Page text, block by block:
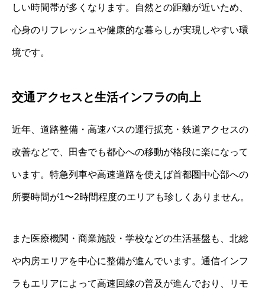
しい時間帯が多くなります。自然との距離が近いため、
心身のリフレッシュや健康的な暮らしが実現しやすい環
境です。
交通アクセスと生活インフラの向上
近年、道路整備・高速バスの運行拡充・鉄道アクセスの
改善などで、田舎でも都心への移動が格段に楽になって
います。特急列車や高速道路を使えば首都圏中心部への
所要時間が1〜2時間程度のエリアも珍しくありません。
また医療機関・商業施設・学校などの生活基盤も、北総
や内房エリアを中心に整備が進んでいます。通信インフ
ラもエリアによって高速回線の普及が進んでおり、リモ